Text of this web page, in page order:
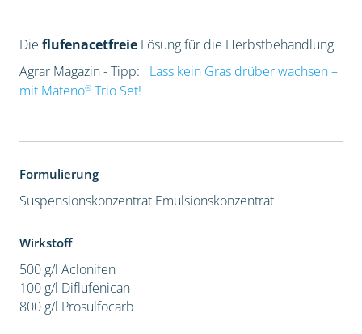
Die flufenacetfreieLösung für die Herbstbehandlung
Agrar Magazin - Tipp:
Lass kein Gras drüber wachsen –
mit Mateno®Trio Set!
Formulierung
Suspensionskonzentrat Emulsionskonzentrat
Wirkstoff
500 g/l Aclonifen
100 g/l Diflufenican
800 g/l Prosulfocarb